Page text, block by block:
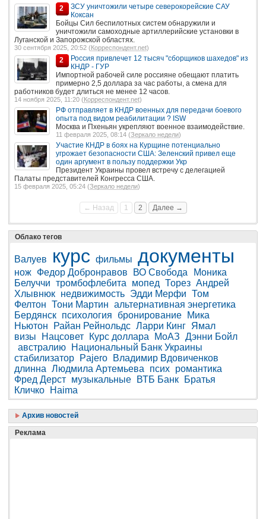
2
ЗСУ уничтожили четыре северокорейские САУ
Коксан
Бойцы Сил беспилотных систем обнаружили и
уничтожили самоходные артиллерийские установки в
Луганской и Запорожской областях.
30 сентября 2025, 20:52 (Корреспондент.net)
2
Россия привлечет 12 тысяч "сборщиков шахедов" из
КНДР - ГУР
Импортной рабочей силе россияне обещают платить
примерно 2,5 доллара за час работы, а смена для
работников будет длиться не менее 12 часов.
14 ноября 2025, 11:20 (Корреспондент.net)
РФ отправляет в КНДР военных для передачи боевого
опыта под видом реабилитации ? ISW
Москва и Пхеньян укрепляют военное взаимодействие.
11 февраля 2025, 08:14 (Зеркало недели)
Участие КНДР в боях на Курщине потенциально
угрожает безопасности США: Зеленский привел еще
один аргумент в пользу поддержки Укр
Президент Украины провел встречу с делегацией
Палаты представителей Конгресса США.
15 февраля 2025, 05:24 (Зеркало недели)
← Назад 1 2 Далее →
Облако тегов
Валуев курс фильмы документы
нож Федор Добронравов ВО Свобода
Моника
Белуччи тромбофлебита мопед Торез Андрей
Хлывнюк недвижимость Эдди Мерфи Том
Фелтон Тони Мартин альтернативная энергетика
Бердянск психология бронирование
Мика
Ньютон
Райан Рейнольдс Ларри Кинг Ямал
визы
Нацсовет Курс доллара МоАЗ Дэнни Бойл
австралию
Национальный Банк Украины
стабилизатор
Pajero
Владимир Вдовиченков
длинна Людмила Артемьева псих романтика
Фред Дерст музыкальные ВТБ Банк
Братья
Кличко
Haima
Архив новостей
Реклама